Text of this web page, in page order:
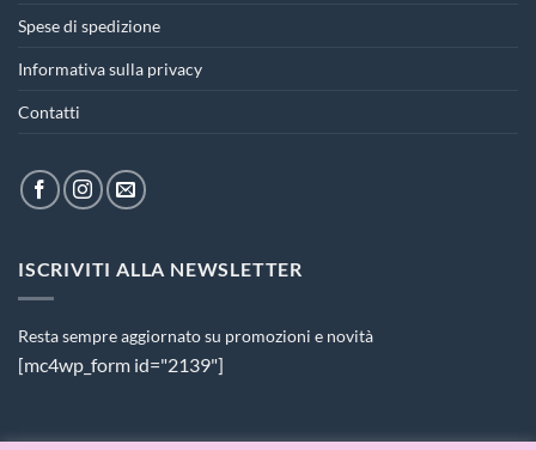
Spese di spedizione
Informativa sulla privacy
Contatti
ISCRIVITI ALLA NEWSLETTER
Resta sempre aggiornato su promozioni e novità
[mc4wp_form id="2139"]